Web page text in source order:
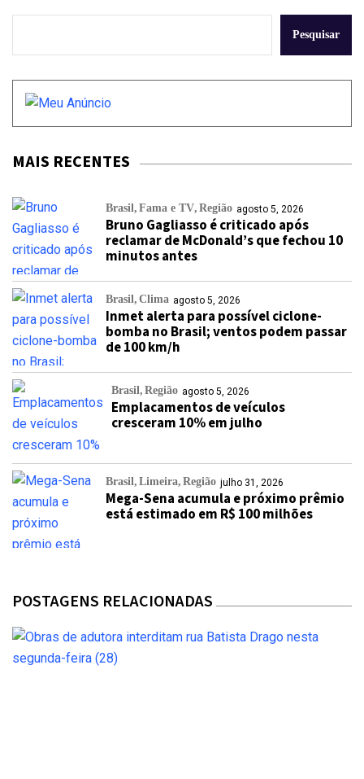
Pesquisar
MAIS RECENTES
Brasil Fama e TV Região agosto 5, 2026
Bruno Gagliasso é criticado após
reclamar de McDonald’s que fechou 10
minutos antes
Brasil Clima agosto 5, 2026
Inmet alerta para possível ciclone-
bomba no Brasil; ventos podem passar
de 100 km/h
Brasil Região agosto 5, 2026
Emplacamentos de veículos
cresceram 10% em julho
Brasil Limeira Região julho 31, 2026
Mega-Sena acumula e próximo prêmio
está estimado em R$ 100 milhões
POSTAGENS RELACIONADAS